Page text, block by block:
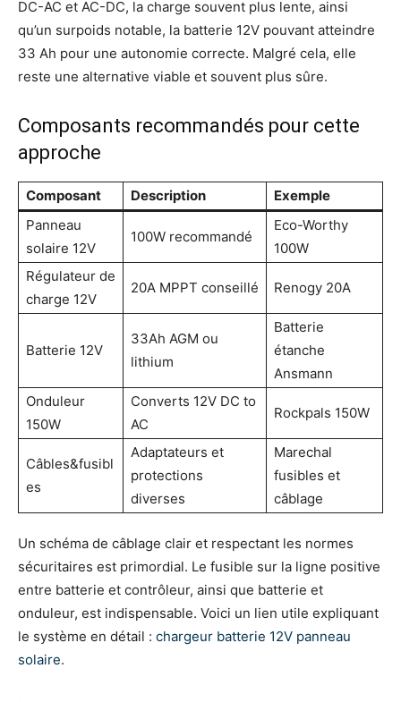
DC-AC et AC-DC, la charge souvent plus lente, ainsi
qu’un surpoids notable, la batterie 12V pouvant atteindre
33 Ah pour une autonomie correcte. Malgré cela, elle
reste une alternative viable et souvent plus sûre.
Composants recommandés pour cette
approche
Composant Description
Exemple
Panneau
solaire 12V
100W recommandé
Eco-Worthy
100W
Régulateur de
charge 12V
20A MPPT conseillé Renogy 20A
Batterie 12V
33Ah AGM ou
lithium
Batterie
étanche
Ansmann
Onduleur
150W
Converts 12V DC to
AC
Rockpals 150W
Câbles&fusibl
es
Adaptateurs et
protections
diverses
Marechal
fusibles et
câblage
Un schéma de câblage clair et respectant les normes
sécuritaires est primordial. Le fusible sur la ligne positive
entre batterie et contrôleur, ainsi que batterie et
onduleur, est indispensable. Voici un lien utile expliquant
le système en détail : chargeur batterie 12V panneau
solaire.